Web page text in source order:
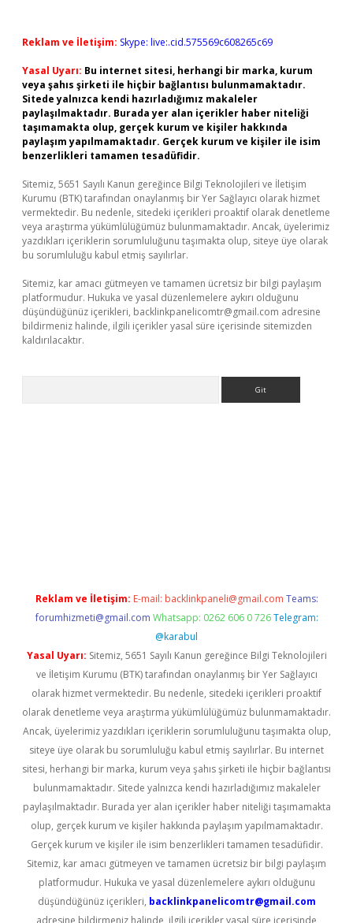
Reklam ve İletişim: Skype: live:.cid.575569c608265c69
Yasal Uyarı: Bu internet sitesi, herhangi bir marka, kurum
veya şahıs şirketi ile hiçbir bağlantısı bulunmamaktadır.
Sitede yalnızca kendi hazırladığımız makaleler
paylaşılmaktadır. Burada yer alan içerikler haber niteliği
taşımamakta olup, gerçek kurum ve kişiler hakkında
paylaşım yapılmamaktadır. Gerçek kurum ve kişiler ile isim
benzerlikleri tamamen tesadüfidir.
Sitemiz, 5651 Sayılı Kanun gereğince Bilgi Teknolojileri ve İletişim
Kurumu (BTK) tarafından onaylanmış bir Yer Sağlayıcı olarak hizmet
vermektedir. Bu nedenle, sitedeki içerikleri proaktif olarak denetleme
veya araştırma yükümlülüğümüz bulunmamaktadır. Ancak, üyelerimiz
yazdıkları içeriklerin sorumluluğunu taşımakta olup, siteye üye olarak
bu sorumluluğu kabul etmiş sayılırlar.
Sitemiz, kar amacı gütmeyen ve tamamen ücretsiz bir bilgi paylaşım
platformudur. Hukuka ve yasal düzenlemelere aykırı olduğunu
düşündüğünüz içerikleri, backlinkpanelicomtr@gmail.com adresine
bildirmeniz halinde, ilgili içerikler yasal süre içerisinde sitemizden
kaldırılacaktır.
Reklam ve İletişim: E-mail: backlinkpaneli@gmail.com Teams:
forumhizmeti@gmail.com Whatsapp: 0262 606 0 726 Telegram:
@karabul
Yasal Uyarı: Sitemiz, 5651 Sayılı Kanun gereğince Bilgi Teknolojileri
ve İletişim Kurumu (BTK) tarafından onaylanmış bir Yer Sağlayıcı
olarak hizmet vermektedir. Bu nedenle, sitedeki içerikleri proaktif
olarak denetleme veya araştırma yükümlülüğümüz bulunmamaktadır.
Ancak, üyelerimiz yazdıkları içeriklerin sorumluluğunu taşımakta olup,
siteye üye olarak bu sorumluluğu kabul etmiş sayılırlar. Bu internet
sitesi, herhangi bir marka, kurum veya şahıs şirketi ile hiçbir bağlantısı
bulunmamaktadır. Sitede yalnızca kendi hazırladığımız makaleler
paylaşılmaktadır. Burada yer alan içerikler haber niteliği taşımamakta
olup, gerçek kurum ve kişiler hakkında paylaşım yapılmamaktadır.
Gerçek kurum ve kişiler ile isim benzerlikleri tamamen tesadüfidir.
Sitemiz, kar amacı gütmeyen ve tamamen ücretsiz bir bilgi paylaşım
platformudur. Hukuka ve yasal düzenlemelere aykırı olduğunu
düşündüğünüz içerikleri, backlinkpanelicomtr@gmail.com
adresine bildirmeniz halinde, ilgili içerikler yasal süre içerisinde